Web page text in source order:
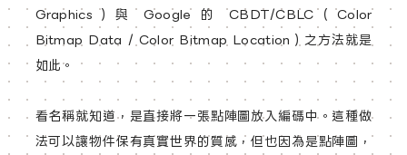
Graphics）與 Google 的 CBDT/CBLC（Color
Bitmap Data / Color Bitmap Location）之方法就是
如此。
看名稱就知道，是直接將一張點陣圖放入編碼中。這種做
法可以讓物件保有真實世界的質感，但也因為是點陣圖，